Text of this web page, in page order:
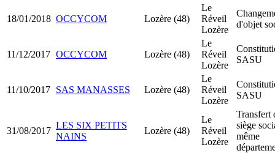
18/01/2018 OCCYCOM Lozère (48)
Le
Réveil
Lozère
d'objet
11/12/2017 OCCYCOM Lozère (48)
Le
Réveil
Lozère
SASU
11/10/2017 SAS MANASSES Lozère (48)
Le
Réveil
Lozère
SASU
31/08/2017
LES SIX PETITS
NAINS
Lozère (48)
Le
Réveil
Lozère
Transfert
siège
même